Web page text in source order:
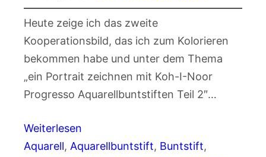
Heute zeige ich das zweite
Kooperationsbild, das ich zum Kolorieren
bekommen habe und unter dem Thema
„ein Portrait zeichnen mit Koh-I-Noor
Progresso Aquarellbuntstiften Teil 2″…
Weiterlesen
Aquarell, Aquarellbuntstift, Buntstift